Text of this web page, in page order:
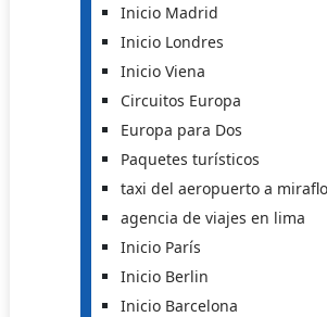
Inicio Madrid
Inicio Londres
Inicio Viena
Circuitos Europa
Europa para Dos
Paquetes turísticos
taxi del aeropuerto a
agencia de viajes en lima
Inicio París
Inicio Berlin
Inicio Barcelona